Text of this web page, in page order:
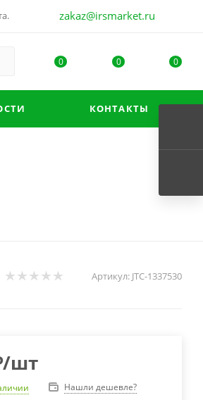
zakaz@irsmarket.ru
0 0 0
КОНТАКТЫ
Артикул: JTC-1337530
/шт
Нашли дешевле?